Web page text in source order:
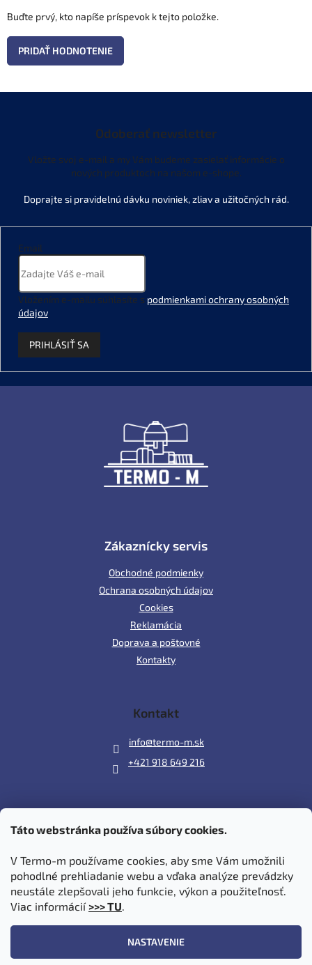
Táto webstránka používa súbory cookies.
V Termo-m používame cookies, aby sme Vám umožnili
pohodlné prehliadanie webu a vďaka analýze prevádzky
neustále zlepšovali jeho funkcie, výkon a použiteľnosť.
Viac informácií >>> TU.
NASTAVENIE
Buďte prvý, kto napíše príspevok k tejto položke.
PRIDAŤ HODNOTENIE
Odoberať newsletter
Vložte svoj e-mail a my Vám budeme zasielať informácie o
nových produktoch na našom e-shope.
Email
Vložením e-mailu súhlasíte s podmienkami ochrany osobných
údajov.
PRIHLÁSIŤ SA
Zákaznícky servis
Obchodné podmienky
Ochrana osobných údajov
Cookies
Reklamácia
Doprava a poštovné
Kontakty
Kontakt
info@termo-m.sk
+421 918 649 216
Prijímame online platby